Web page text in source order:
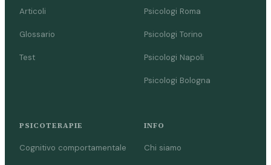
Articoli
Glossario
Test
Psicologi Roma
Psicologi Torino
Psicologi Napoli
Psicologi Bologna
PSICOTERAPIE
Cognitivo comportamentale
INFO
Chi siamo